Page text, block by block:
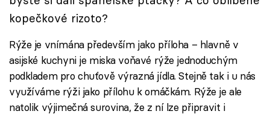
Sledujte nás
kopečkové rizoto?
Rýže je vnímána především jako příloha – hlavně v
asijské kuchyni je miska voňavé rýže jednoduchým
podkladem pro chuťově výrazná jídla. Stejně tak i u nás
využíváme rýži jako přílohu k omáčkám. Rýže je ale
natolik výjimečná surovina, že z ní lze připravit i